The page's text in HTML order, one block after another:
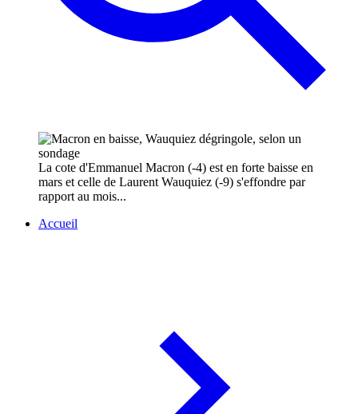
La cote d'Emmanuel Macron (-4) est en forte baisse en
mars et celle de Laurent Wauquiez (-9) s'effondre par
rapport au mois...
Accueil